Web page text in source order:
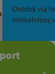
Ontdek via
winkelvloer,